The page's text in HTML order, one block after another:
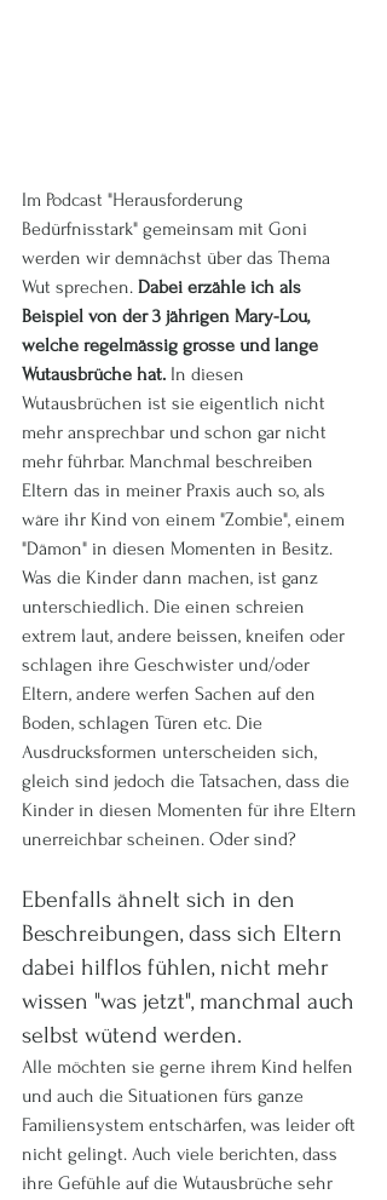
Im Podcast "Herausforderung
Bedürfnisstark" gemeinsam mit Goni
werden wir demnächst über das Thema
Wut sprechen. Dabei erzähle ich als
Beispiel von der 3 jährigen Mary-Lou,
welche regelmässig grosse und lange
Wutausbrüche hat. In diesen
Wutausbrüchen ist sie eigentlich nicht
mehr ansprechbar und schon gar nicht
mehr führbar. Manchmal beschreiben
Eltern das in meiner Praxis auch so, als
wäre ihr Kind von einem "Zombie", einem
"Dämon" in diesen Momenten in Besitz.
Was die Kinder dann machen, ist ganz
unterschiedlich. Die einen schreien
extrem laut, andere beissen, kneifen oder
schlagen ihre Geschwister und/oder
Eltern, andere werfen Sachen auf den
Boden, schlagen Türen etc. Die
Ausdrucksformen unterscheiden sich,
gleich sind jedoch die Tatsachen, dass die
Kinder in diesen Momenten für ihre Eltern
unerreichbar scheinen. Oder sind?
Ebenfalls ähnelt sich in den
Beschreibungen, dass sich Eltern
dabei hilflos fühlen, nicht mehr
wissen "was jetzt", manchmal auch
selbst wütend werden.
Alle möchten sie gerne ihrem Kind helfen
und auch die Situationen fürs ganze
Familiensystem entschärfen, was leider oft
nicht gelingt. Auch viele berichten, dass
ihre Gefühle auf die Wutausbrüche sehr